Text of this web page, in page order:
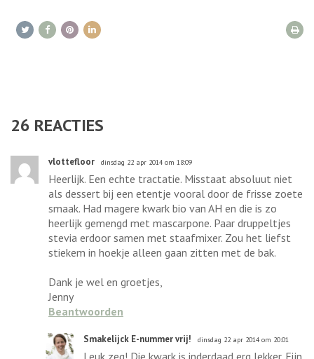
26 REACTIES
vlottefloor dinsdag 22 apr 2014 om 18:09
Heerlijk. Een echte tractatie. Misstaat absoluut niet
als dessert bij een etentje vooral door de frisse zoete
smaak. Had magere kwark bio van AH en die is zo
heerlijk gemengd met mascarpone. Paar druppeltjes
stevia erdoor samen met staafmixer. Zou het liefst
stiekem in hoekje alleen gaan zitten met de bak.
Dank je wel en groetjes,
Jenny
Beantwoorden
Smakelijck E-nummer vrij! dinsdag 22 apr 2014 om 20:01
Leuk zeg! Die kwark is inderdaad erg lekker. Fijn